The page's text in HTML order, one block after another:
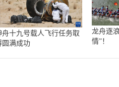
舟十九号载人飞行任务取
圆满成功
龙舟逐
情”！